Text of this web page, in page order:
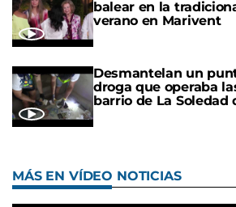
balear en la
verano en Marivent
Desmantelan un
droga que operaba
barrio de La Soledad
MÁS EN VÍDEO NOTICIAS